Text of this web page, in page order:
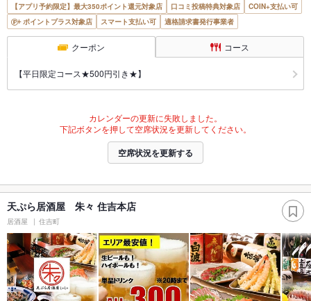
【アプリ予約限定】最大350ポイント還元対象店 口コミ投稿特典対象店
COIN+支払い可
ポイントプラス対象店
スマート支払い可 適格請求書発行事業者
クーポン コース
【平日限定コース★500円引き★】
カレンダーの更新に失敗しました。
下記ボタンを押して空席状況を更新してください。
空席状況を更新する
天ぷら居酒屋 朱々 住吉本店
居酒屋 住吉町